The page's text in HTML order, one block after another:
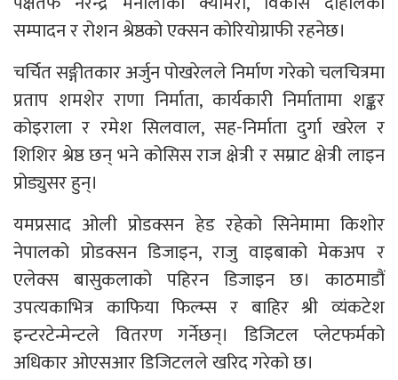
सम्पादन र रोशन श्रेष्ठको एक्सन कोरियोग्राफी रहनेछ।
चर्चित सङ्गीतकार अर्जुन पोखरेलले निर्माण गरेको चलचित्रमा
प्रताप शमशेर राणा निर्माता, कार्यकारी निर्मातामा शङ्कर
कोइराला र रमेश सिलवाल, सह-निर्माता दुर्गा खरेल र
शिशिर श्रेष्ठ छन्‌ भने कोसिस राज क्षेत्री र सम्राट क्षेत्री लाइन
प्रोड्युसर हुन्।
यमप्रसाद ओली प्रोडक्सन हेड रहेको सिनेमामा किशोर
नेपालको प्रोडक्सन डिजाइन, राजु वाइबाको मेकअप र
एलेक्स बासुकलाको पहिरन डिजाइन छ। काठमाडौं
उपत्यकाभित्र काफिया फिल्म्स र बाहिर श्री व्यंकटेश
इन्टरटेन्मेन्टले वितरण गर्नेछन्। डिजिटल प्लेटफर्मको
अधिकार ओएसआर डिजिटलले खरिद गरेको छ।